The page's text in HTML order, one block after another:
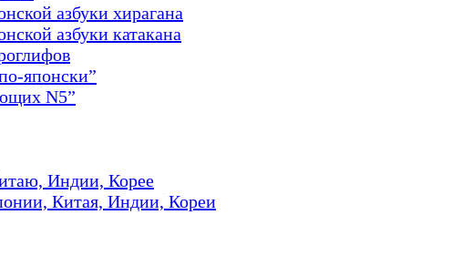
азбуки хирагана
азбуки катакана
японски”
N5”
Индии, Корее
Китая, Индии, Кореи